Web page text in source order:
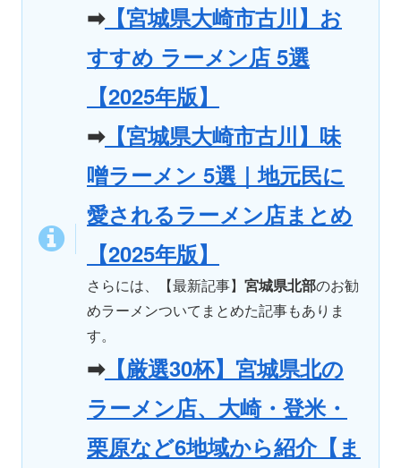
➡【宮城県大崎市古川】お
すすめ ラーメン店 5選
【2025年版】
➡【宮城県大崎市古川】味
噌ラーメン 5選｜地元民に
愛されるラーメン店まとめ
【2025年版】
さらには、【最新記事】 宮城県北部のお勧
めラーメンついてまとめた記事もありま
す。
➡【厳選30杯】宮城県北の
ラーメン店、大崎・登米・
栗原など6地域から紹介【ま